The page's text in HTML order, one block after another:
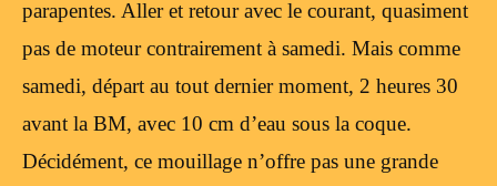
parapentes. Aller et retour avec le courant, quasiment
pas de moteur contrairement à samedi. Mais comme
samedi, départ au tout dernier moment, 2 heures 30
avant la BM, avec 10 cm d’eau sous la coque.
Décidément, ce mouillage n’offre pas une grande